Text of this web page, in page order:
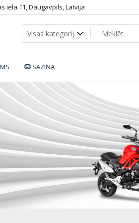
iela 11, Daugavpils, Latvija
SAZIŅA